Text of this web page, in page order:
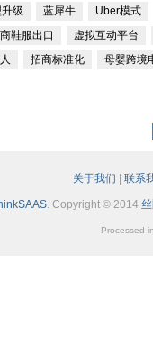
级 蓝犀牛 Uber模式
鞋服出口 虚拟互动平台
招商标准化 母婴跨境
关于我们 联系
. Copyright © 2014
Processed